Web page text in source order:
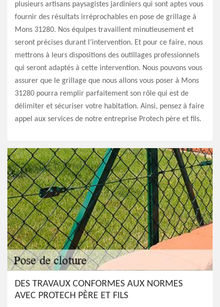
plusieurs artisans paysagistes jardiniers qui sont aptes vous
fournir des résultats irréprochables en pose de grillage à
Mons 31280. Nos équipes travaillent minutieusement et
seront précises durant l’intervention. Et pour ce faire, nous
mettrons à leurs dispositions des outillages professionnels
qui seront adaptés à cette intervention. Nous pouvons vous
assurer que le grillage que nous allons vous poser à Mons
31280 pourra remplir parfaitement son rôle qui est de
délimiter et sécuriser votre habitation. Ainsi, pensez à faire
appel aux services de notre entreprise Protech père et fils.
DES TRAVAUX CONFORMES AUX NORMES
AVEC PROTECH PÈRE ET FILS